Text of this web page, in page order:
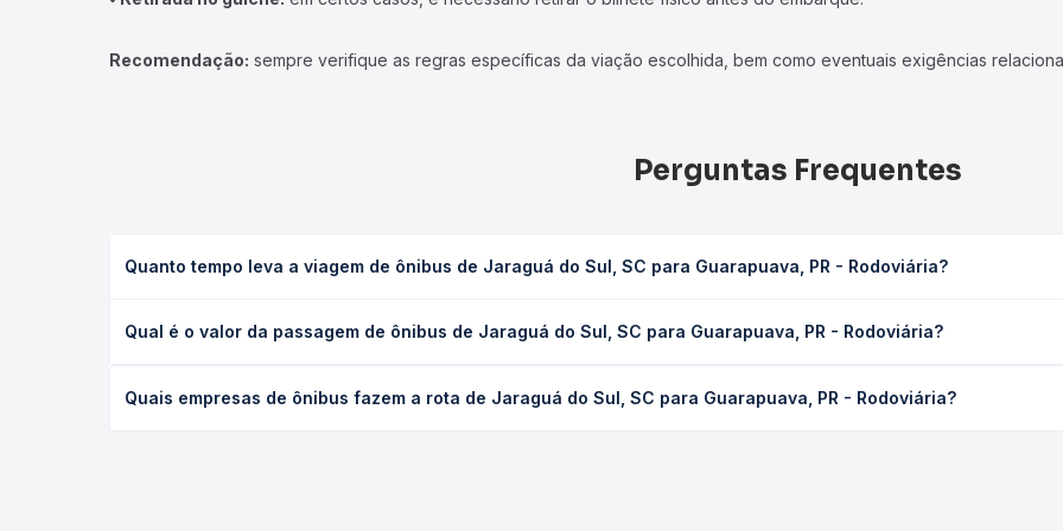
Recomendação: sempre verifique as regras específicas da viação escolhida, bem como eventuais exigências
Perguntas Frequentes
Quanto tempo leva a viagem de ônibus de Jaraguá do Sul, SC para Guarapuava, PR - Rodoviária?
(convencional, executivo ou leito) e as condições de tráfego. Na Quero Passagem você consulta os horários
Qual é o valor da passagem de ônibus de Jaraguá do Sul, SC para Guarapuava, PR - Rodoviária?
tipo de poltrona e a antecedência da compra. Na Quero Passagem você compara os preços de todas as viações em
Quais empresas de ônibus fazem a rota de Jaraguá do Sul, SC para Guarapuava, PR - Rodoviária?